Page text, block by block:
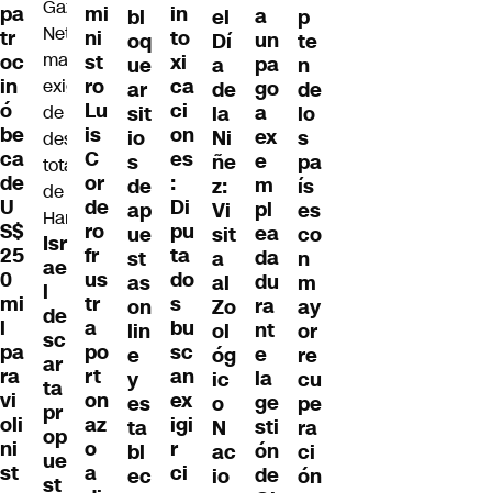
pa
tr
oc
in
ó
be
ca
de
U
S$
25
0
mi
l
pa
ra
vi
oli
ni
st
Isr
ae
l
de
sc
ar
ta
pr
op
ue
st
mi
ni
st
ro
Lu
is
C
or
de
ro
fr
us
tr
a
po
rt
on
az
o
a
bl
oq
ue
ar
sit
io
s
de
ap
ue
st
as
on
lin
e
y
es
ta
bl
ec
in
to
xi
ca
ci
on
es
:
Di
pu
ta
do
s
bu
sc
an
ex
igi
r
ci
el
Dí
a
de
la
Ni
ñe
z:
Vi
sit
a
al
Zo
ol
óg
ic
o
N
ac
io
a
un
pa
go
a
ex
e
m
pl
ea
da
du
ra
nt
e
la
ge
sti
ón
de
p
te
n
de
lo
s
pa
ís
es
co
n
m
ay
or
re
cu
pe
ra
ci
ón